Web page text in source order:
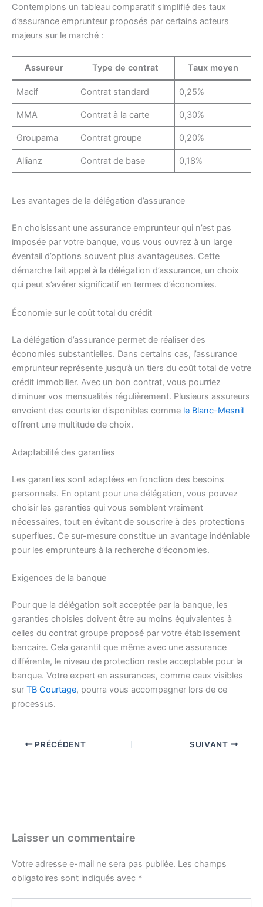
Contemplons un tableau comparatif simplifié des taux
d’assurance emprunteur proposés par certains acteurs
majeurs sur le marché :
Assureur Type de contrat Taux moyen
Macif Contrat standard 0,25%
MMA Contrat à la carte 0,30%
Groupama Contrat groupe 0,20%
Allianz Contrat de base 0,18%
Les avantages de la délégation d’assurance
En choisissant une assurance emprunteur qui n’est pas
imposée par votre banque, vous vous ouvrez à un large
éventail d’options souvent plus avantageuses. Cette
démarche fait appel à la délégation d’assurance, un choix
qui peut s’avérer significatif en termes d’économies.
Économie sur le coût total du crédit
La délégation d’assurance permet de réaliser des
économies substantielles. Dans certains cas, l’assurance
emprunteur représente jusqu’à un tiers du coût total de votre
crédit immobilier. Avec un bon contrat, vous pourriez
diminuer vos mensualités régulièrement. Plusieurs assureurs
envoient des courtsier disponibles comme le Blanc-Mesnil
offrent une multitude de choix.
Adaptabilité des garanties
Les garanties sont adaptées en fonction des besoins
personnels. En optant pour une délégation, vous pouvez
choisir les garanties qui vous semblent vraiment
nécessaires, tout en évitant de souscrire à des protections
superflues. Ce sur-mesure constitue un avantage indéniable
pour les emprunteurs à la recherche d’économies.
Exigences de la banque
Pour que la délégation soit acceptée par la banque, les
garanties choisies doivent être au moins équivalentes à
celles du contrat groupe proposé par votre établissement
bancaire. Cela garantit que même avec une assurance
différente, le niveau de protection reste acceptable pour la
banque. Votre expert en assurances, comme ceux visibles
sur TB Courtage, pourra vous accompagner lors de ce
processus.
PRÉCÉDENT SUIVANT
Laisser un commentaire
Votre adresse e-mail ne sera pas publiée. Les champs
obligatoires sont indiqués avec *